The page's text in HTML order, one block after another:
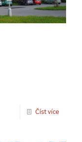
Číst více